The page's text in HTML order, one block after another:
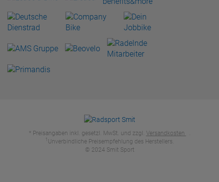
* Preisangaben inkl. gesetzl. MwSt. und zzgl. Versandkosten .
1 Unverbindliche Preisempfehlung des Herstellers.
© 2024 Smit Sport